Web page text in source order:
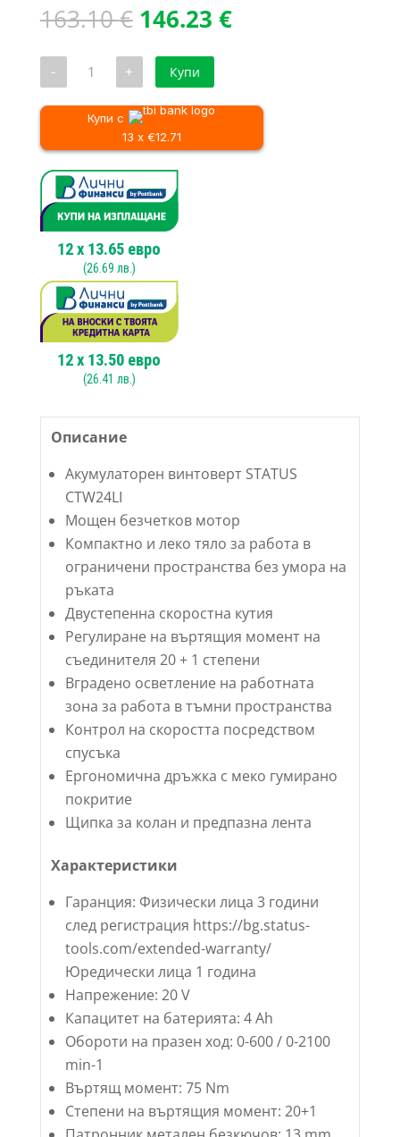
163.10€ Original
price
was:
163.10 €.
146.23 €Текущата
цена
- количество
Акумулаторен
винтоверт
STATUS
CTW24LI
+ Купи
Купи с
13 x €12.71
12x 13.65 евро
(26.69 лв.)
12x 13.50 евро
(26.41 лв.)
Описание
Акумулаторен винтоверт STATUS
CTW24LI
Мощен безчетков мотор
Компактно и леко тяло за работа в
ограничени пространства без умора на
ръката
Двустепенна скоростна кутия
Регулиране на въртящия момент на
съединителя 20 + 1 степени
Вградено осветление на работната
зона за работа в тъмни пространства
Контрол на скоростта посредством
спусъка
Ергономична дръжка с меко гумирано
покритие
Щипка за колан и предпазна лента
Характеристики
Гаранция: Физически лица 3 години
след регистрация https://bg.status-
tools.com/extended-warranty/
Юредически лица 1 година
Напрежение: 20 V
Капацитет на батерията: 4 Ah
Обороти на празен ход: 0-600 / 0-2100
min-1
Въртящ момент: 75 Nm
Степени на въртящия момент: 20+1